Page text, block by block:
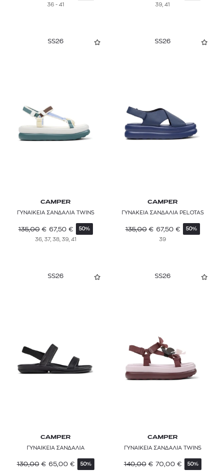
36 - 41 39, 41
SS26
CAMPER
ΓΥΝΑΙΚΕΙΑ ΣΑΝΔΑΛΙΑ TWINS
135,00 € 67,50 € 50%
36, 37, 38, 39, 41
SS26
CAMPER
ΓΥΝΑΚΕΙΑ ΣΑΝΔΑΛΙΑ PELOTAS
135,00 € 67,50 € 50%
39
SS26
CAMPER
ΓΥΝΑΙΚΕΙΑ ΣΑΝΔΑΛΙΑ
130,00 € 65,00 € 50%
SS26
CAMPER
ΓΥΝΑΙΚΕΙΑ ΣΑΝΔΑΛΙΑ TWINS
140,00 € 70,00 € 50%